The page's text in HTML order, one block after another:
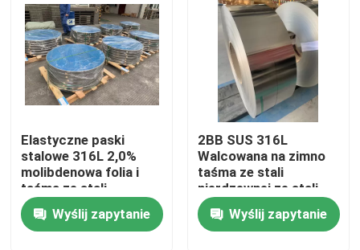
Taśmy ze stali nierdzewnej 316L
Taśmy ze stali nierdzewnej 304L
Taśma ze stali nierdzewnej 321
Taśma ze stali nierdzewnej walcowanej na zimno
Elastyczne paski
stalowe 316L 2,0%
molibdenowa folia i
taśma ze stali
nierdzewnej 0,2 * 33,8
Wyślij zapytanie
2BB SUS 316L
Walcowana na zimno
taśma ze stali
nierdzewnej ze stali
nierdzewnej Taśma ze
stali nierdzewnej 0,25
* 147
Wyślij zapytanie